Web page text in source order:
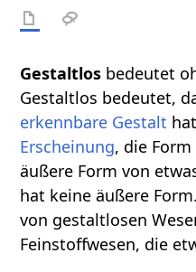
bedeutet
Gestaltlos bedeutet,
erkennbare Gestalt
Erscheinung, die Form
äußere Form von
hat keine äußere
von gestaltlosen
Feinstoffwesen, die